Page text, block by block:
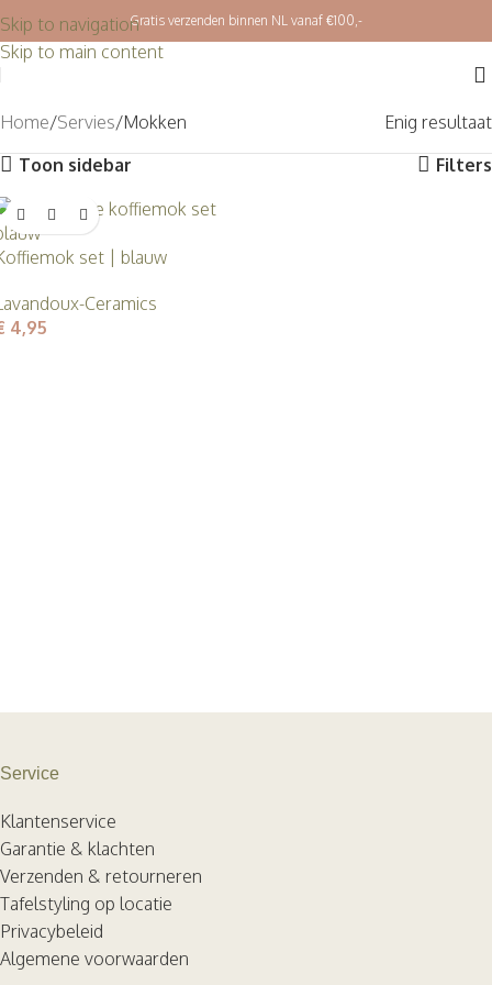
Skip to navigation
Skip to main content
Gratis verzenden binnen NL vanaf €100,-
Home Servies Mokken
Enig resultaat
Toon sidebar
Filters
set | blauw
Ceramics
4,95
Service
Klantenservice
Garantie & klachten
Verzenden & retourneren
Tafelstyling op locatie
Privacybeleid
Algemene voorwaarden